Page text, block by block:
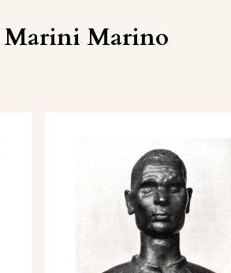
Marini Marino